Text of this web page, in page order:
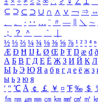
⊆ ⊇ ⊂ ⊃ ∪ ∩ ∧ ∨ ￢ ⇒ ⇔
、
。 · ‥ … ¨ 〃 ― ＼ ∼
；
？ ＾ ｀
½ ⅓ ⅔ ¼ ¾ ⅛ ⅜ ⅝ ⅞ ¹ ² ³ ⁴ ⁿ
Æ Ð Ħ Ĳ Ł Ø Œ Þ Ŧ Ŋ æ đ ð
А Б В Г Д Е Ё Ж З И Й К Л
Ы Ь Э Ю Я а б в г д е ё ж з
ы ь э ю я
′ ″ ℃ Å ￠ ￡ ￥ ¤ ℉ ‰ ＄
㎙ ㎚ ㎛ ㎜ ㎝ ㎞ ㎟ ㎠ ㎡